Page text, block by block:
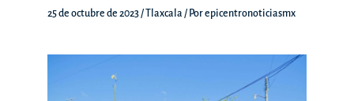
25 de octubre de 2023 /Tlaxcala / Porepicentronoticiasmx